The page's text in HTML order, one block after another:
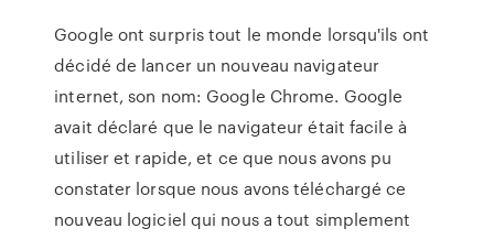
Google ont surpris tout le monde lorsqu'ils ont
décidé de lancer un nouveau navigateur
internet, son nom: Google Chrome. Google
avait déclaré que le navigateur était facile à
utiliser et rapide, et ce que nous avons pu
constater lorsque nous avons téléchargé ce
nouveau logiciel qui nous a tout simplement